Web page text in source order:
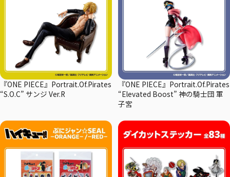
『ONE PIECE』Portrait.Of.Pirates
“S.O.C” サンジ Ver.R
『ONE PIECE』Portrait.Of.Pirates
“Elevated Boost” 神の騎士団 軍
子宮